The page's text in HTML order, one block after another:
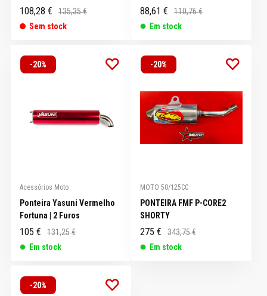
108,28 €
135,35 €
Sem stock
88,61 €
110,76 €
Em stock
-20%
Acessórios Moto
Ponteira Yasuni Vermelho
Fortuna | 2 Furos
105 €
131,25 €
Em stock
-20%
MOTO 50/125CC
PONTEIRA FMF P-CORE2
SHORTY
275 €
343,75 €
Em stock
-20%